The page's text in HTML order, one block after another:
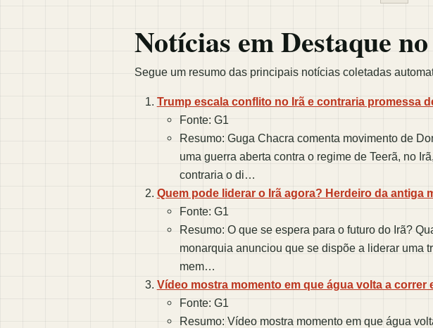
Notícias em Destaque
Segue um resumo das principais notícias coletadas
Trump escala conflito no Irã e contraria promessa
Fonte: G1
Resumo: Guga Chacra comenta movimento de
uma guerra aberta contra o regime de Teerã, no
contraria o di…
Quem pode liderar o Irã agora? Herdeiro da
Fonte: G1
Resumo: O que se espera para o futuro do Irã?
monarquia anunciou que se dispõe a liderar uma
mem…
Vídeo mostra momento em que água volta a correr
Fonte: G1
Resumo: Vídeo mostra momento em que água